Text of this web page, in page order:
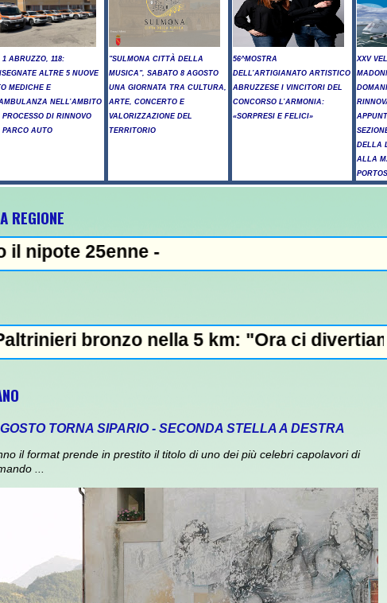
1 ABRUZZO, 118:
ALTRE 5 NUOVE
MEDICHE E
NELL’AMBITO
PROCESSO DI RINNOVO
PARCO AUTO
"SULMONA CITTÀ DELLA
MUSICA", SABATO 8 AGOSTO
UNA GIORNATA TRA CULTURA,
ARTE, CONCERTO E
VALORIZZAZIONE DEL
TERRITORIO
56^MOSTRA
DELL’ARTIGIANATO ARTISTICO
ABRUZZESE I VINCITORI DEL
CONCORSO L’ARMONIA:
«SORPRESI E FELICI»
XXV
DELLA
ALLA
REGIONE
-
nella 5 km: "Ora ci divertiamo in
TORNA SIPARIO - SECONDA STELLA A DESTRA
il format prende in prestito il titolo di uno dei più celebri capolavori di
...
IN EVIDENZA - Sparatoria in